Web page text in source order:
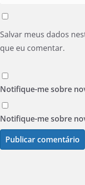
Salvar meus dados
que eu comentar.
Notifique-me sobre
Notifique-me sobre